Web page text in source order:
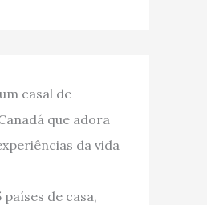
casal de
que adora
da vida
de casa,